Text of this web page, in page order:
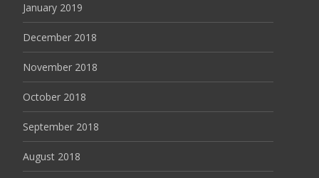
January 2019
December 2018
November 2018
October 2018
September 2018
August 2018